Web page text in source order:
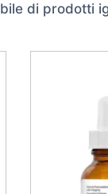
di prodotti